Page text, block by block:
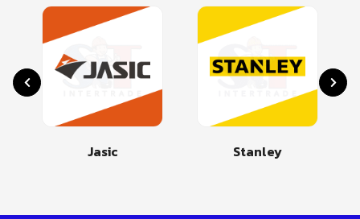
Jasic Stanley